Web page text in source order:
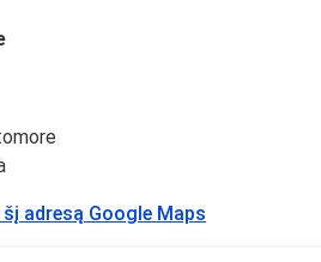
adresą Google Maps